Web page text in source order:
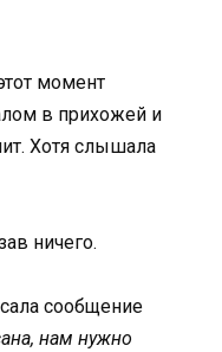
момент
в прихожей и
Хотя слышала
ничего.
сообщение
нам нужно